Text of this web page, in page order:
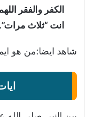
الكفر والفقر
انت “ثلاث مرات”.
شاهد ايضا:من هو